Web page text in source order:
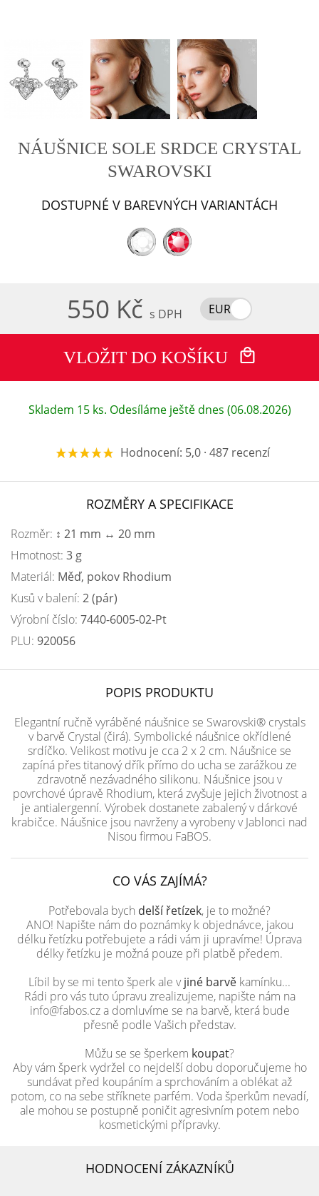
NÁUŠNICE SOLE SRDCE CRYSTAL
SWAROVSKI
DOSTUPNÉ V BAREVNÝCH VARIANTÁCH
550 Kč s DPH EUR
VLOŽIT DO KOŠÍKU
Skladem 15 ks. Odesíláme ještě dnes (06.08.2026)
Hodnocení: 5,0 · 487 recenzí
ROZMĚRY A SPECIFIKACE
Rozměr: ↕ 21 mm ↔ 20 mm
Hmotnost: 3 g
Materiál: Měď, pokov Rhodium
Kusů v balení: 2 (pár)
Výrobní číslo: 7440-6005-02-Pt
PLU: 920056
POPIS PRODUKTU
Elegantní ručně vyráběné náušnice se Swarovski® crystals
v barvě Crystal (čirá). Symbolické náušnice okřídlené
srdíčko. Velikost motivu je cca 2 x 2 cm. Náušnice se
zapíná přes titanový dřík přímo do ucha se zarážkou ze
zdravotně nezávadného silikonu. Náušnice jsou v
povrchové úpravě Rhodium, která zvyšuje jejich životnost a
je antialergenní. Výrobek dostanete zabalený v dárkové
krabičce. Náušnice jsou navrženy a vyrobeny v Jablonci nad
Nisou firmou FaBOS.
CO VÁS ZAJÍMÁ?
Potřebovala bych delší řetízek, je to možné?
ANO! Napište nám do poznámky k objednávce, jakou
délku řetízku potřebujete a rádi vám ji upravíme! Úprava
délky řetízku je možná pouze při platbě předem.
Líbil by se mi tento šperk ale vjiné barvě kamínku...
Rádi pro vás tuto úpravu zrealizujeme, napište nám na
info@fabos.cz a domluvíme se na barvě, která bude
přesně podle Vašich představ.
Můžu se se šperkem koupat?
Aby vám šperk vydržel co nejdelší dobu doporučujeme ho
sundávat před koupáním a sprchováním a oblékat až
potom, co na sebe stříknete parfém. Voda šperkům nevadí,
ale mohou se postupně poničit agresivním potem nebo
kosmetickými přípravky.
HODNOCENÍ ZÁKAZNÍKŮ